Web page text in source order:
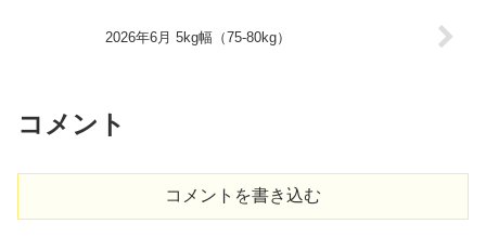
2026年6月 5kg幅（75-80kg）
コメント
コメントを書き込む